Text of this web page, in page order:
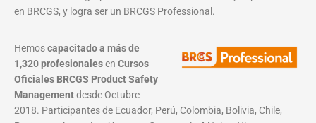
en BRCGS, y logra ser un BRCGS Professional.
Hemoscapacitado a más de
1,320 profesionalesen Cursos
Oficiales BRCGS Product Safety
Managementdesde Octubre
2018. Participantes de Ecuador, Perú, Colombia, Bolivia, Chile,